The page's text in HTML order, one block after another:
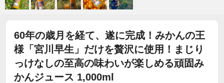
60年の歳月を経て、遂に完成！みかんの王
様「宮川早生」だけを贅沢に使用！まじり
っけなしの至高の味わいが楽しめる頑固み
かんジュース 1,000ml